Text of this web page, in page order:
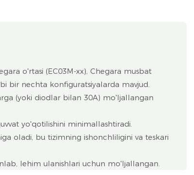
o'rtasi (EC03M-xx), Chegara musbat
bir nechta konfiguratsiyalarda mavjud.
(yoki diodlar bilan 30A) mo'ljallangan
yo'qotilishini minimallashtiradi.
oladi, bu tizimning ishonchliligini va teskari
lehim ulanishlari uchun mo'ljallangan.